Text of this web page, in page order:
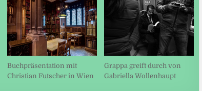
Buchpräsentation mit
Christian Futscher in Wien
Grappa greift durch von
Gabriella Wollenhaupt